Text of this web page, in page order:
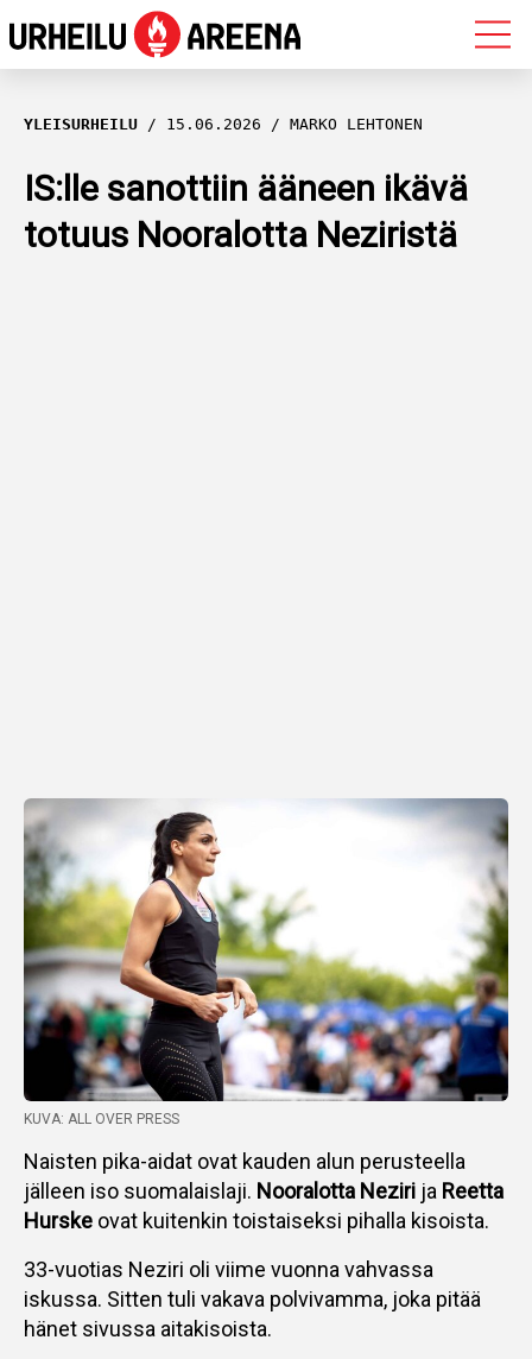
OLYMPIALAISET
MAASTOHIIHTO
AMPUMAHIIHTO
YLEISURHEILU 15.06.2026 MARKO LEHTONEN
IS:lle sanottiin ääneen ikävä
totuus Nooralotta Neziristä
KUVA: ALL OVER PRESS
Naisten pika-aidat ovat kauden alun perusteella
jälleen iso suomalaislaji. Nooralotta Neziri ja Reetta
Hurske ovat kuitenkin toistaiseksi pihalla kisoista.
33-vuotias Neziri oli viime vuonna vahvassa
iskussa. Sitten tuli vakava polvivamma, joka pitää
hänet sivussa aitakisoista.